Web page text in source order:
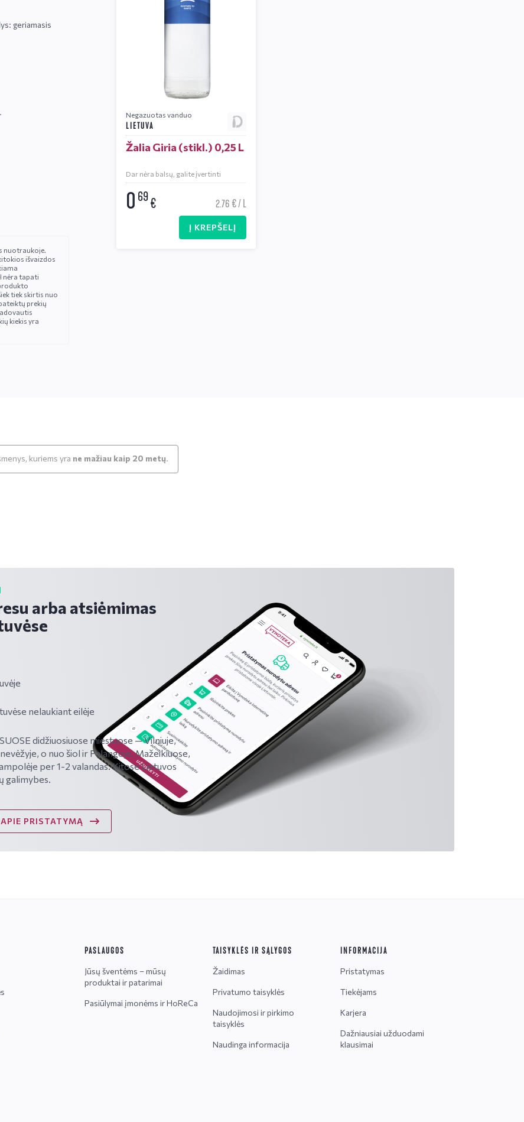
geriamasis
nuotraukoje.
išvaizdos
nėra tapati
tiek skirtis nuo
prekių
kiekis yra
Negazuotas vanduo
LIETUVA
Žalia Giria (stikl.) 0,25 L
Dar nėra balsų, galite įvertinti
0 69€ 2.76 € / L
Į KREPŠELĮ
kuriems yra ne mažiau kaip 20 metų.
arba atsiėmimas
nelaukiant eilėje
didžiuosiuose miestuose — Vilniuje,
o nuo šiol ir Palangoje, Mažeikiuose,
per 1-2 valandas. Kitose Lietuvos
galimybes.
PRISTATYMĄ
PASLAUGOS
Jūsų šventėms – mūsų
produktai ir patarimai
Pasiūlymai įmonėms ir HoReCa
TAISYKLĖS IR SĄLYGOS
Žaidimas
Privatumo taisyklės
Naudojimosi ir pirkimo
taisyklės
Naudinga informacija
INFORMACIJA
Pristatymas
Tiekėjams
Karjera
Dažniausiai užduodami
klausimai